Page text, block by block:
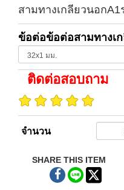
สามทางเกลียวนอก
ข้อต่อข้อต่อสามทางเ
ติดต่อสอบถาม
จำนวน
SHARE THIS ITEM